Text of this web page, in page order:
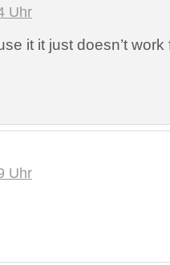
Uhr
it it just doesn’t
Uhr